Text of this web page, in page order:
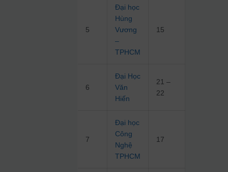
5
Đại học
Hùng
Vương
–
TPHCM
15
6
Đại Học
Văn
Hiến
21 –
22
7
Đại học
Công
Nghệ
TPHCM
17